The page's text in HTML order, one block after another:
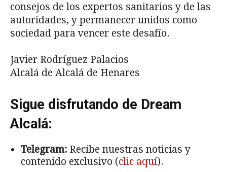
consejos de los expertos sanitarios y de las
autoridades, y permanecer unidos como
sociedad para vencer este desafío.
Javier Rodríguez Palacios
Alcalá de Alcalá de Henares
Sigue disfrutando de Dream
Alcalá:
Telegram: Recibe nuestras noticias y
contenido exclusivo (clic aquí).